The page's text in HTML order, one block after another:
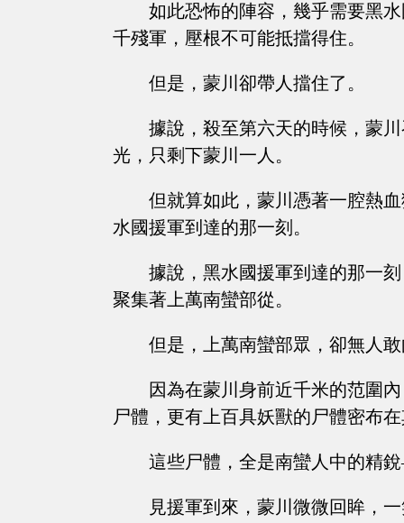
如此恐怖的陣容，幾乎需要黑
千殘軍，壓根不可能抵擋得住。
但是，蒙川卻帶人擋住了。
據說，殺至第六天的時候，蒙
光，只剩下蒙川一人。
但就算如此，蒙川憑著一腔熱
水國援軍到達的那一刻。
據說，黑水國援軍到達的那一
聚集著上萬南蠻部從。
但是，上萬南蠻部眾，卻無人
因為在蒙川身前近千米的范圍
尸體，更有上百具妖獸的尸體密布
這些尸體，全是南蠻人中的精
見援軍到來，蒙川微微回眸，